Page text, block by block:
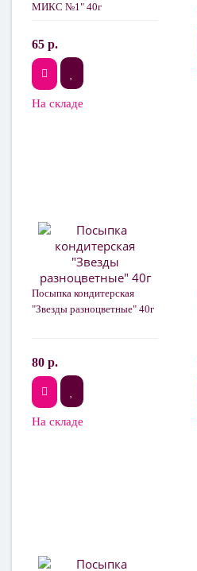
МИКС №1" 40г
65 р.
На складе
Посыпка кондитерская
"Звезды разноцветные" 40г
80 р.
На складе